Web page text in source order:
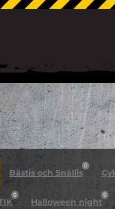
Bästis och Snällis
0
0
Halloween night
0